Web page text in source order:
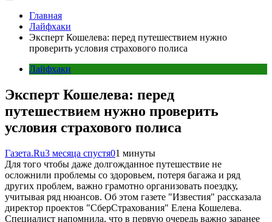
Главная
Лайфхаки
Эксперт Кошелева: перед путешествием нужно
проверить условия страхового полиса
Лайфхаки
Эксперт Кошелева: перед
путешествием нужно проверить
условия страхового полиса
Газета.Ru3 месяца спустя01 минуты
Для того чтобы даже долгожданное путешествие не
осложнили проблемы со здоровьем, потеря багажа и ряд
других проблем, важно грамотно организовать поездку,
учитывая ряд нюансов. Об этом газете "Известия" рассказала
директор проектов "СберСтрахования" Елена Кошелева.
Специалист напомнила, что в первую очередь важно заранее